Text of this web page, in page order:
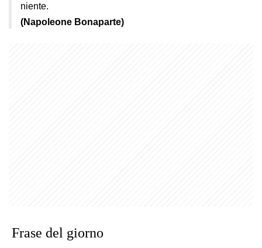
niente.
(Napoleone Bonaparte)
Frase del giorno